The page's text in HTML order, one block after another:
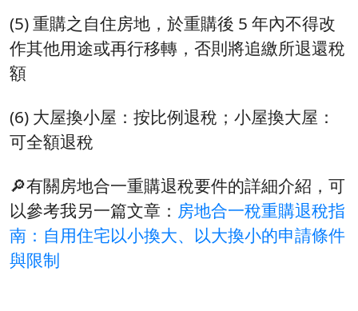
(5) 重購之自住房地，於重購後 5 年內不得改
作其他用途或再行移轉，否則將追繳所退還稅
額
(6) 大屋換小屋：按比例退稅；小屋換大屋：
可全額退稅
🔎有關房地合一重購退稅要件的詳細介紹，可
以參考我另一篇文章： 房地合一稅重購退稅指
南：自用住宅以小換大、以大換小的申請條件
與限制